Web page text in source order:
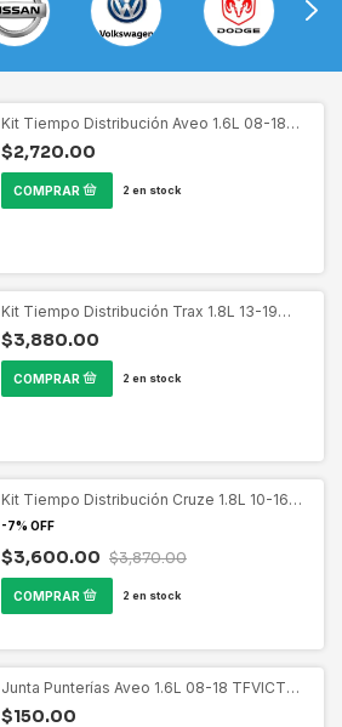
Kit Tiempo Distribución Aveo 1.6L 08-18
$2,720.00
2 en stock
Kit Tiempo Distribución Trax 1.8L 13-19
$3,880.00
2 en stock
Kit Tiempo Distribución Cruze 1.8L 10-16
-7% OFF
$3,600.00 $3,870.00
2 en stock
Junta Punterías Aveo 1.6L 08-18 TFVICTOR
$150.00